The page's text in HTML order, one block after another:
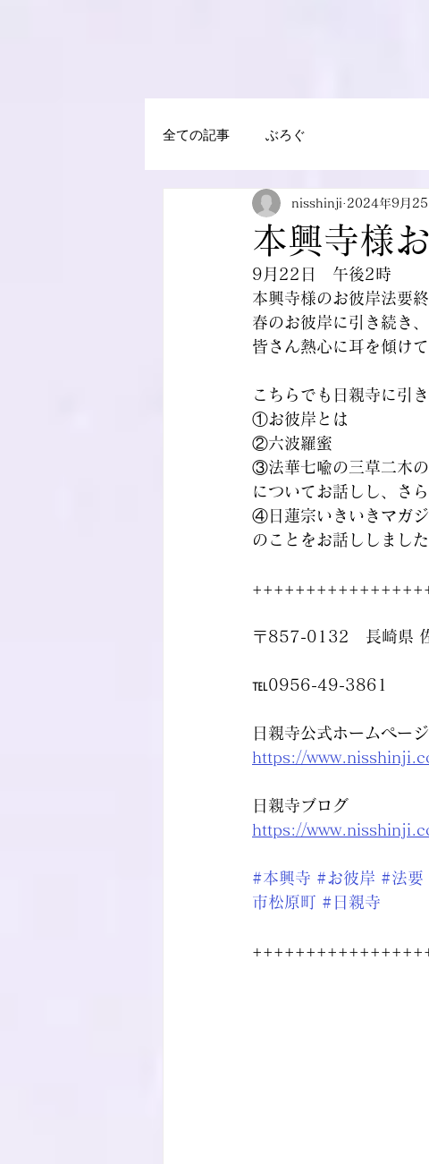
全ての記事 ぶろぐ
本興寺様
nisshinji 2024年9月25
9月22日　午後2時
本興寺様のお彼岸法要
春のお彼岸に引き続き
皆さん熱心に耳を傾け
こちらでも日親寺に引き
①お彼岸とは
②六波羅蜜
③法華七喩の三草二木の
についてお話しし、さ
④日蓮宗いきいきマガ
のことをお話ししました
〒857-0132　長崎県
℡0956-49-3861
日親寺公式ホームページ
https://
日親寺ブログ
https://
#本興寺 #お彼岸 #法要
市松原町 #日親寺